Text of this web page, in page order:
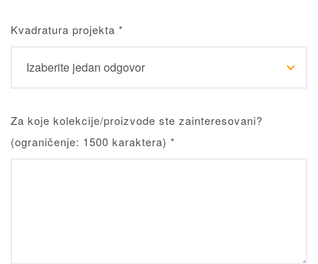
Kvadratura projekta *
Za koje kolekcije/proizvode ste zainteresovani?
(ograničenje: 1500 karaktera) *